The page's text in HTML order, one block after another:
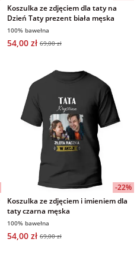
Koszulka ze zdjęciem dla taty na
Dzień Taty prezent biała męska
100% bawełna
54,00 zł 69,00 zł
-22%
Koszulka ze zdjęciem i imieniem dla
taty czarna męska
100% bawełna
54,00 zł 69,00 zł